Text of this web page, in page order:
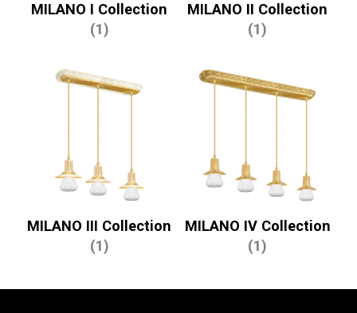
MILANO I Collection
(1)
MILANO II Collection
(1)
MILANO III Collection
(1)
MILANO IV Collection
(1)